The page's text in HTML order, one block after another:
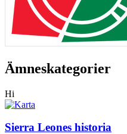
Ämneskategorier
Hi
Sierra Leones historia